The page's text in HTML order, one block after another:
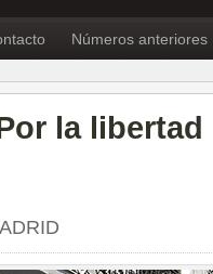
Números anteriores
la